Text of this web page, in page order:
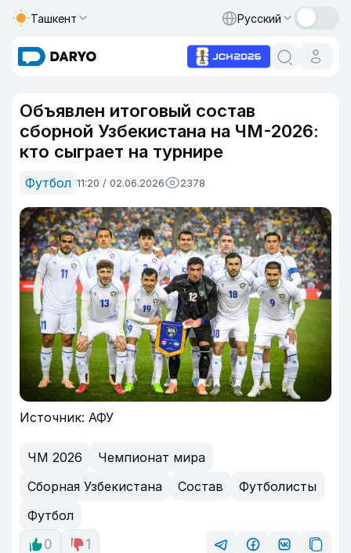
Ташкент Русский
Объявлен итоговый состав
сборной Узбекистана на ЧМ-2026:
кто сыграет на турнире
Футбол 11:20 / 02.06.2026 2378
Источник: АФУ
ЧМ 2026
Чемпионат мира
Сборная Узбекистана
Состав
Футболисты
Футбол
0
1